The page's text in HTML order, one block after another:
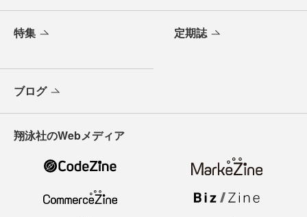
特集 定期誌
ブログ
翔泳社のWebメディア